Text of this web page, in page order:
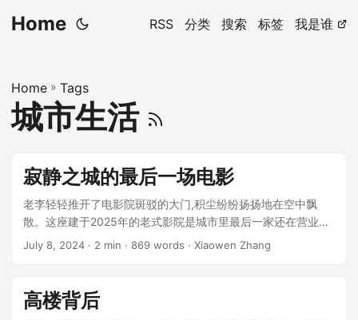
Home RSS 分类 搜索 标签 我是谁
Home » Tags
城市生活
寂静之城的最后一场电影
老李轻轻推开了电影院斑驳的大门,积尘纷纷扬扬地在空中飘
散。这座建于2025年的老式影院是城市里最后一家还在营业的
实体影院。 “又来了,老李。“放映室里传来老张沙哑的声音,“今
July 8, 2024 · 2 min · 869 words · Xiaowen Zhang
高楼背后